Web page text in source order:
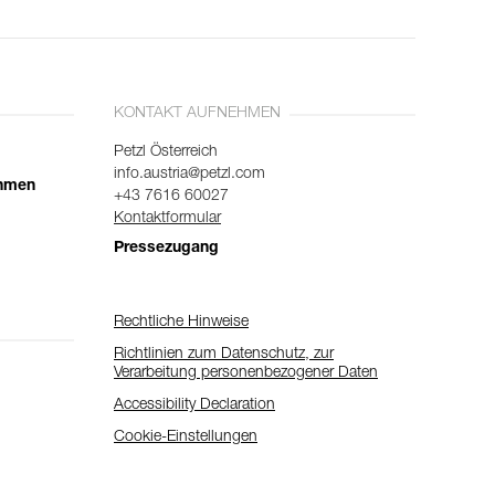
KONTAKT AUFNEHMEN
Petzl Österreich
info.austria@petzl.com
+43 7616 60027
Kontaktformular
Pressezugang
Rechtliche Hinweise
Richtlinien zum Datenschutz, zur
Verarbeitung personenbezogener Daten
Accessibility Declaration
Cookie-Einstellungen